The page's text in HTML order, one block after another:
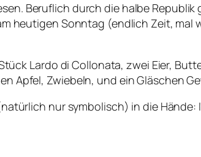
Beruflich durch die halbe
heutigen Sonntag (endlich Zeit,
Lardo di Collonata, zwei Eier,
Apfel, Zwiebeln, und ein Gläschen
nur symbolisch) in die